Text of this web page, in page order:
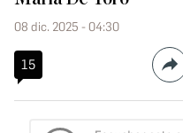
08 dic. 2025 - 04:30
15